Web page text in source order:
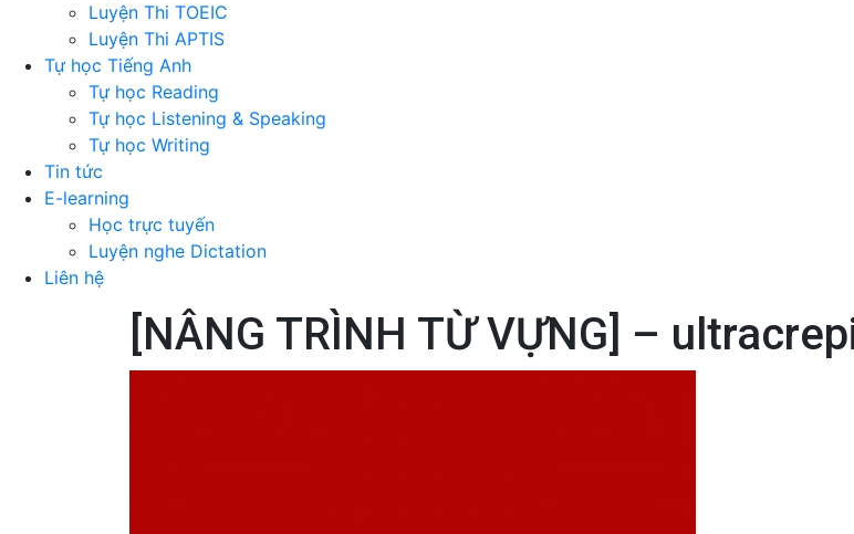
Luyện Thi TOEIC
Luyện Thi APTIS
Tự học Tiếng Anh
Tự học Reading
Tự học Listening & Speaking
Tự học Writing
Tin tức
E-learning
Học trực tuyến
Luyện nghe Dictation
Liên hệ
[NÂNG TRÌNH TỪ VỰNG] –